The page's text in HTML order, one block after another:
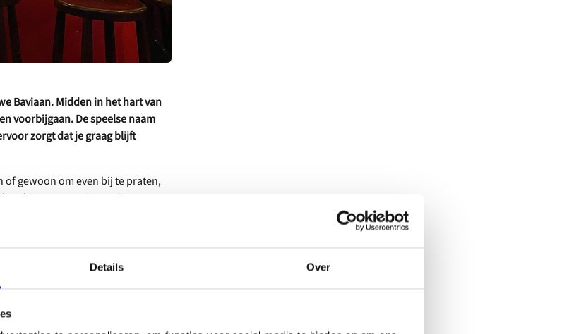
Details Over
Baviaan. Midden in het hart van
voorbijgaan. De speelse naam
zorgt dat je graag blijft
gewoon om even bij te praten,
waar ontspanning en